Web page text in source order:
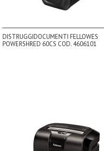
DISTRUGGIDOCUMENTI FELLOWES
POWERSHRED 60CS COD. 4606101